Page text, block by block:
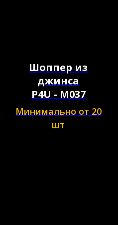
Шоппер из
джинса
P4U - M037
Минимально от 20
шт